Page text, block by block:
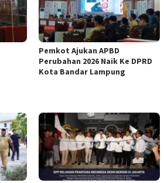
Pemkot Ajukan APBD
Perubahan 2026 Naik Ke DPRD
Kota Bandar Lampung